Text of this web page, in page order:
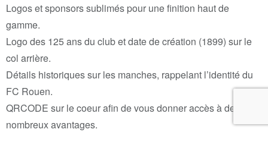
Logos et sponsors sublimés pour une finition haut de
gamme.
Logo des 125 ans du club et date de création (1899) sur le
col arrière.
Détails historiques sur les manches, rappelant l’identité du
FC Rouen.
QRCODE sur le coeur afin de vous donner accès à de
nombreux avantages.